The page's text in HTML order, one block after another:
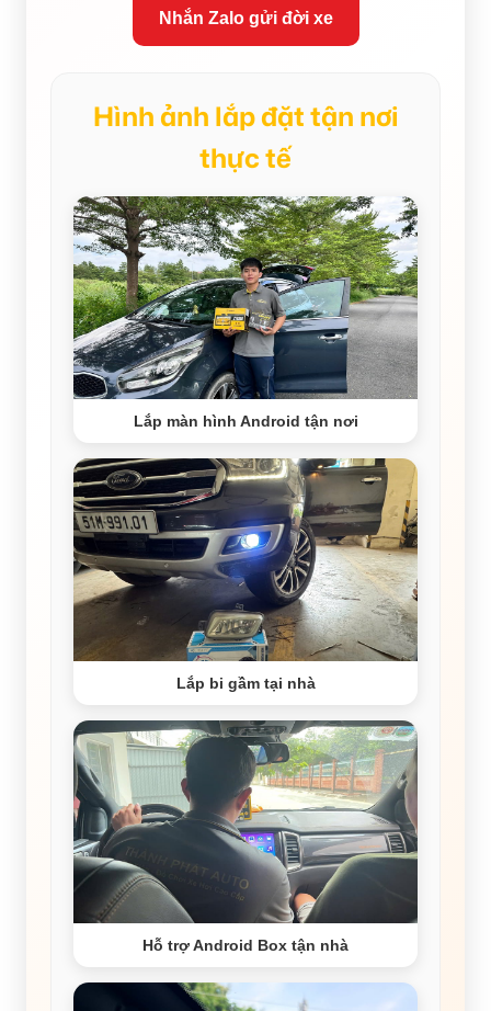
Nhắn Zalo gửi đời xe
Hình ảnh lắp đặt tận nơi
thực tế
Lắp màn hình Android tận nơi
Lắp bi gầm tại nhà
Hỗ trợ Android Box tận nhà